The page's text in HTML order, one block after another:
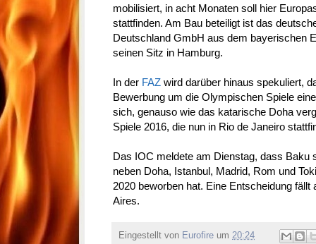
mobilisiert, in acht Monaten soll hier
stattfinden. Am Bau beteiligt ist das
Deutschland GmbH aus dem bayerischen
seinen Sitz in Hamburg.
In der FAZ wird darüber hinaus spekuliert,
Bewerbung um die Olympischen Spiele
sich, genauso wie das katarische Doha
Spiele 2016, die nun in Rio de Janeiro
Das IOC meldete am Dienstag, dass Baku
neben Doha, Istanbul, Madrid, Rom und
2020 beworben hat. Eine Entscheidung
Aires.
Eingestellt von Eurofire um 20:24